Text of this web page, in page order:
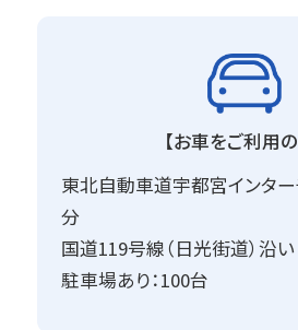
【お車をご利用の
東北自動車道宇都宮インター
分
国道119号線（日光街道）沿い
駐車場あり：100台